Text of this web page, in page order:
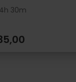
30m